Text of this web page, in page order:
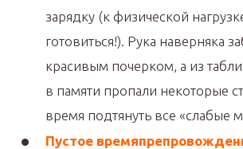
зарядку (к физической
готовиться!). Рука наверняка
красивым почерком, а из
в памяти пропали некоторые
время подтянуть все «слабые
Пустое